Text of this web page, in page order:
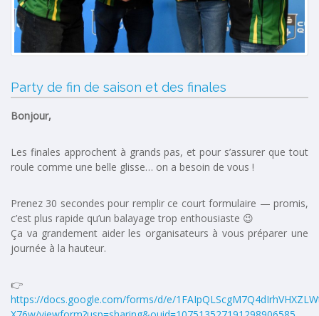
Party de fin de saison et des finales
Bonjour,
Les finales approchent à grands pas, et pour s’assurer que tout
roule comme une belle glisse… on a besoin de vous !
Prenez 30 secondes pour remplir ce court formulaire — promis,
c’est plus rapide qu’un balayage trop enthousiaste 😉
Ça va grandement aider les organisateurs à vous préparer une
journée à la hauteur.
👉
https://docs.google.com/forms/d/e/